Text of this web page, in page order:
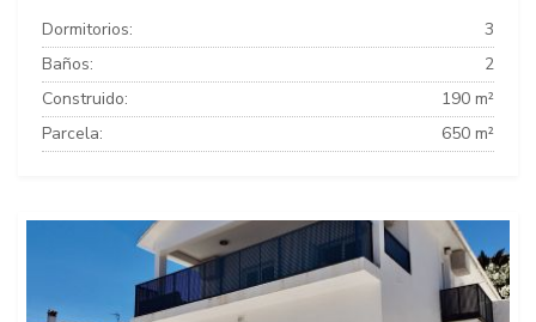
Dormitorios:
3
Baños:
2
Construido:
190 m²
Parcela:
650 m²